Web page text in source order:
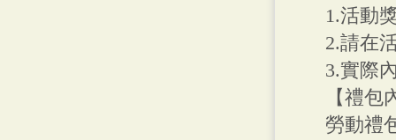
1.活動
2.請在
3.實際
【禮包
勞動禮